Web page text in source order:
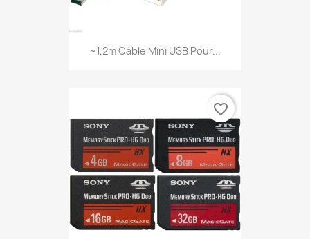
~1,2m Câble Mini USB Pour...
favorite_border